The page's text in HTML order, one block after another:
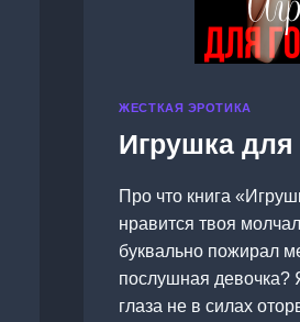
ЖЕСТКАЯ ЭРОТИКА
Игрушка
Про что книга
нравится твоя
буквально пожирал
послушная девочка?
глаза не в силах